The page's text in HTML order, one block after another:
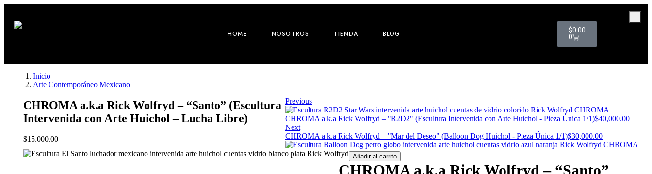
HOME NOSOTROS TIENDA BLOG $0.00
0
Inicio
Arte Contemporáneo Mexicano
Previous
CHROMA a.k.a Rick Wolfryd – "R2D2" (Escultura Intervenida con Arte Huichol - Pieza Única 1/1)$40,000.00
Next
CHROMA a.k.a Rick Wolfryd – "Mar del Deseo" (Balloon Dog Huichol - Pieza Única 1/1)$30,000.00
CHROMA a.k.a Rick Wolfryd – “Santo” (Escultura
Intervenida con Arte Huichol – Lucha Libre)
$15,000.00
Añadir al carrito
CHROMA a.k.a Rick Wolfryd – “Santo”